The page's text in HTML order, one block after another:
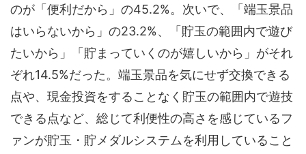
のが「便利だから」の45.2%。次いで、「端玉景品
はいらないから」の23.2%、「貯玉の範囲内で遊び
たいから」「貯まっていくのが嬉しいから」がそれ
ぞれ14.5%だった。端玉景品を気にせず交換できる
点や、現金投資をすることなく貯玉の範囲内で遊技
できる点など、総じて利便性の高さを感じているフ
ァンが貯玉・貯メダルシステムを利用していること